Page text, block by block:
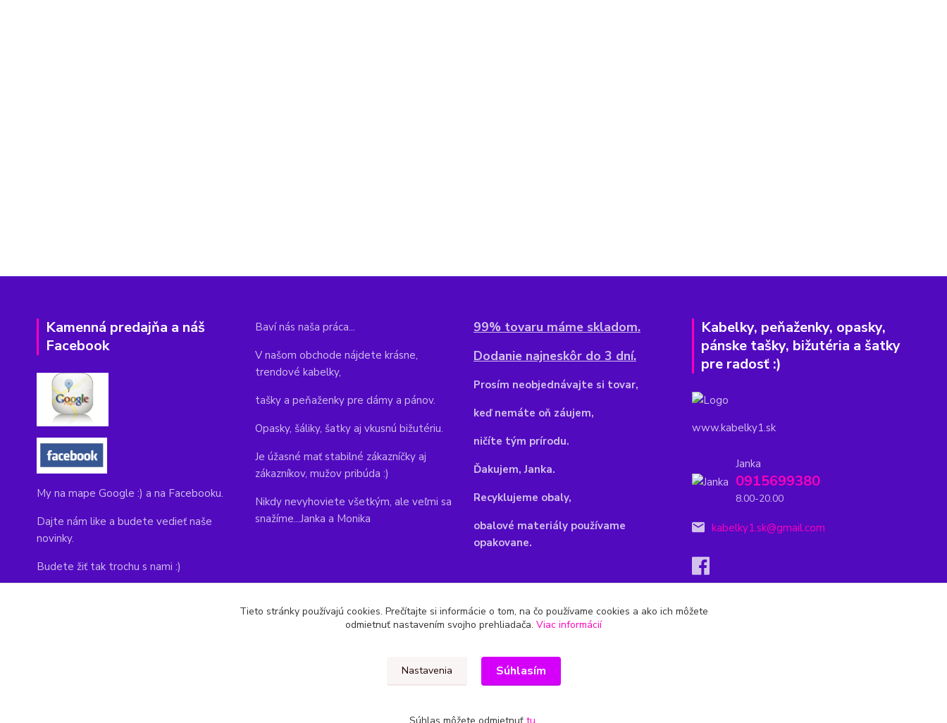
Kamenná predajňa a náš
Facebook
My na mape Google :) a na Facebooku.
Dajte nám like a budete vedieť naše
novinky.
Budete žiť tak trochu s nami :)
Baví nás naša práca...
V našom obchode nájdete krásne,
trendové kabelky,
tašky a peňaženky pre dámy a pánov.
Opasky, šáliky, šatky aj vkusnú bižutériu.
Je úžasné mať stabilné zákazníčky aj
zákazníkov, mužov pribúda :)
Nikdy nevyhoviete všetkým, ale veľmi sa
snažíme...Janka a Monika
99% tovaru máme skladom.
Dodanie najneskôr do 3 dní.
Prosím neobjednávajte si tovar,
keď nemáte oň záujem,
ničíte tým prírodu.
Ďakujem, Janka.
Recyklujeme obaly,
obalové materiály používame
opakovane.
Kabelky, peňaženky, opasky,
pánske tašky, bižutéria a šatky
pre radosť :)
www.kabelky1.sk
Janka
0915699380
8.00-20.00
kabelky1.sk@gmail.com
Tieto stránky používajú cookies. Prečítajte si informácie o tom, na čo používame cookies a ako ich môžete
odmietnuť nastavením svojho prehliadača. Viac informácií
Nastavenia Súhlasím